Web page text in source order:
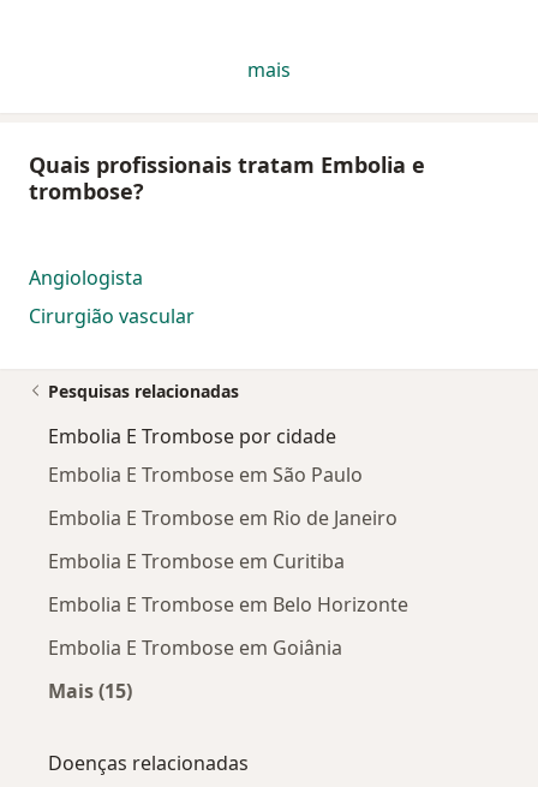
mais
Quais profissionais tratam Embolia e
trombose?
Angiologista
Cirurgião vascular
Pesquisas relacionadas
Embolia E Trombose por cidade
Embolia E Trombose em São Paulo
Embolia E Trombose em Rio de Janeiro
Embolia E Trombose em Curitiba
Embolia E Trombose em Belo Horizonte
Embolia E Trombose em Goiânia
Mais (15)
Doenças relacionadas